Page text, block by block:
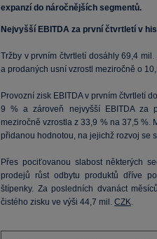
expanzí do náročnějších segmentů.
Nejvyšší EBITDA za první čtvrtletí v
Tržby v prvním čtvrtletí dosáhly 69,4 mil.
a prodaných usní vzrostl meziročně o
Provozní zisk EBITDA v prvním čtvrtletí
9 % a zároveň nejvyšší EBITDA za
meziročně vzrostla z 33,9 % na 37,5 %.
přidanou hodnotou, na jejichž rozvoj se
Přes pociťovanou slabost některých
prodejů růst odbytu produktů dříve
štípenky. Za posledních dvanáct
čistého zisku ve výši 44,7 mil. CZK.